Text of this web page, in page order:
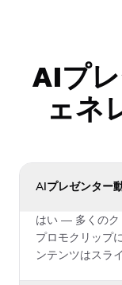
AIプ
ェネ
AIプレゼンター
はい — 多くのク
プロモクリップ
ンテンツはスラ